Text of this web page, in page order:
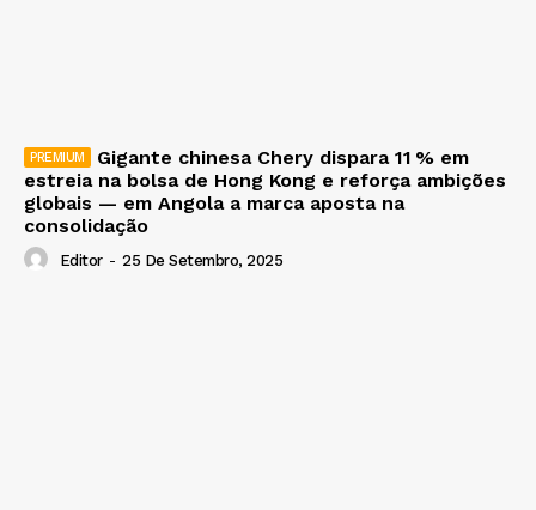
Gigante chinesa Chery dispara 11 % em
estreia na bolsa de Hong Kong e reforça ambições
globais — em Angola a marca aposta na
consolidação
Editor - 25 De Setembro, 2025